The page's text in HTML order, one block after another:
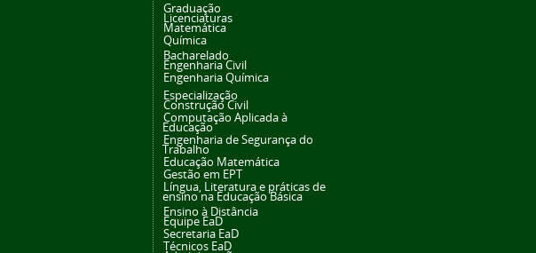
Graduação
Licenciaturas
Matemática
Química
Bacharelado
Engenharia Civil
Engenharia Química
Especialização
Construção Civil
Computação Aplicada à
Educação
Engenharia de Segurança do
Trabalho
Educação Matemática
Gestão em EPT
Língua, Literatura e práticas de
ensino na Educação Básica
Ensino à Distância
Equipe EaD
Secretaria EaD
Técnicos EaD